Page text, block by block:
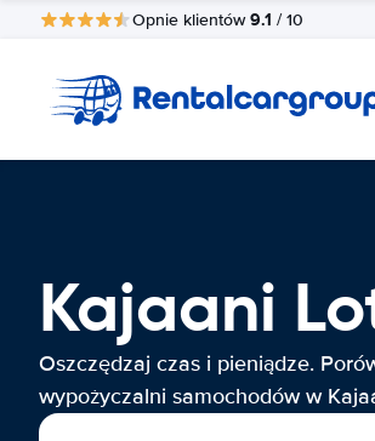
Opnie klientów9.1 / 10
Kajaani
Oszczędzaj czas i pieniądze.
wypożyczalni samochodów w